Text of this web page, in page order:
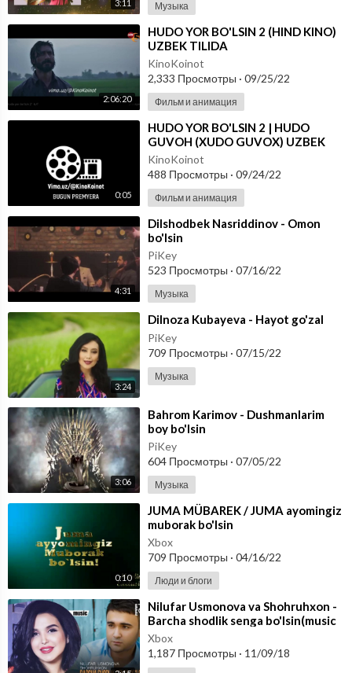
3:11 Музыка
2:06:20
⁣HUDO YOR BO'LSIN 2 (HIND KINO)
UZBEK TILIDA
KinoKoinot
2,333 Просмотры · 09/25/22
Фильм и анимация
0:05
⁣HUDO YOR BO'LSIN 2 | HUDO
GUVOH (XUDO GUVOX) UZBEK
TILIDA
KinoKoinot
488 Просмотры · 09/24/22
Фильм и анимация
4:31
⁣Dilshodbek Nasriddinov - Omon
bo'lsin
PiKey
523 Просмотры · 07/16/22
Музыка
3:24
⁣Dilnoza Kubayeva - Hayot go'zal
PiKey
709 Просмотры · 07/15/22
Музыка
3:06
⁣Bahrom Karimov - Dushmanlarim
boy bo'lsin
PiKey
604 Просмотры · 07/05/22
Музыка
0:10
⁣JUMA MÜBAREK / JUMA ayomingiz
muborak bo'lsin
Xbox
709 Просмотры · 04/16/22
Люди и блоги
⁣Nilufar Usmonova va Shohruhxon -
Barcha shodlik senga bo'lsin(music
version).
Xbox
1,187 Просмотры · 11/09/18